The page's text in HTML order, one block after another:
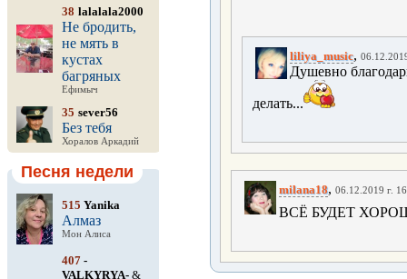
38 lalalala2000
Не бродить,
не мять в
кустах
багряных
Ефимыч
35 sever56
Без тебя
Хоралов Аркадий
Песня недели
515 Yanika
Алмаз
Мон Алиса
407 -
VALKYRYA- &
liliya_music,
Душевно
делать...
milana18, 06.12.2019 г.
ВСЁ БУДЕТ